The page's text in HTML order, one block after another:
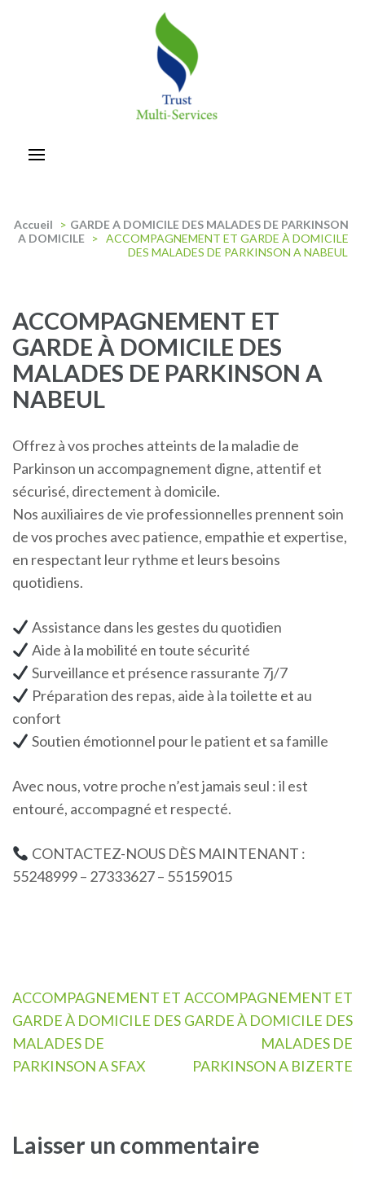
Accueil > GARDE A DOMICILE DES MALADES DE PARKINSON
A DOMICILE > ACCOMPAGNEMENT ET GARDE À DOMICILE
DES MALADES DE PARKINSON A NABEUL
ACCOMPAGNEMENT ET
GARDE À DOMICILE DES
MALADES DE PARKINSON A
NABEUL
Offrez à vos proches atteints de la maladie de
Parkinson un accompagnement digne, attentif et
sécurisé, directement à domicile.
Nos auxiliaires de vie professionnelles prennent soin
de vos proches avec patience, empathie et expertise,
en respectant leur rythme et leurs besoins
quotidiens.
Assistance dans les gestes du quotidien
Aide à la mobilité en toute sécurité
Surveillance et présence rassurante 7j/7
Préparation des repas, aide à la toilette et au
confort
Soutien émotionnel pour le patient et sa famille
Avec nous, votre proche n’est jamais seul : il est
entouré, accompagné et respecté.
CONTACTEZ-NOUS DÈS MAINTENANT :
55248999 – 27333627 – 55159015
Navigation
de
l’article
ACCOMPAGNEMENT ET
GARDE À DOMICILE DES
MALADES DE
PARKINSON A SFAX
ACCOMPAGNEMENT ET
GARDE À DOMICILE DES
MALADES DE
PARKINSON A BIZERTE
Laisser un commentaire